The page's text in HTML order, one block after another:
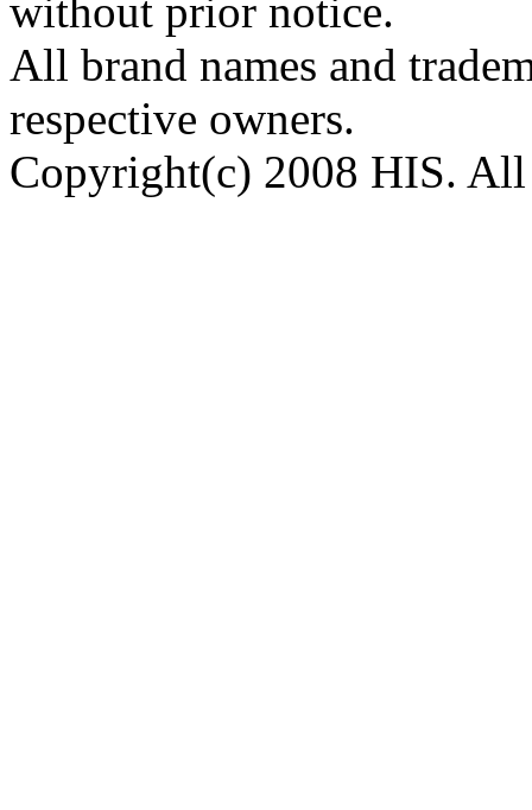
without prior notice.
All brand names and
respective owners.
Copyright(c) 2008 HIS. All